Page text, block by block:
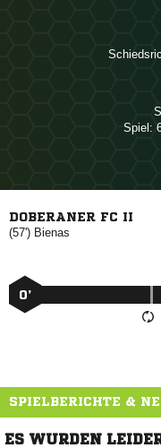
Spiel:
DOBERANER FC II
(57') 
0’
SPIELBERICHTE &
ES WURDEN